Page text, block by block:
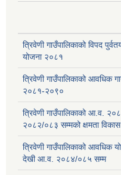
त्रिवेणी गाउँपालिकाको विपद
योजना २०८१
त्रिवेणी गाउँपालिकाको आवधिक
२०८१-२०९०
त्रिवेणी गाउँपालिकाको आ.व.
२०८२/०८३ सम्मको क्षमता
त्रिवेणी गाउँपालिकाको
देखी आ.व. २०८४/०८५ सम्म